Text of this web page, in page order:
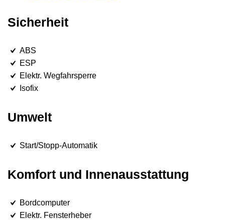
Sicherheit
ABS
ESP
Elektr. Wegfahrsperre
Isofix
Umwelt
Start/Stopp-Automatik
Komfort und Innenausstattung
Bordcomputer
Elektr. Fensterheber